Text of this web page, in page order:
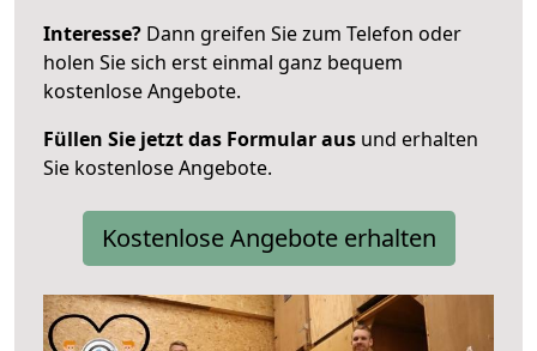
Interesse? Dann greifen Sie zum Telefon oder
holen Sie sich erst einmal ganz bequem
kostenlose Angebote.
Füllen Sie jetzt das Formular aus und erhalten
Sie kostenlose Angebote.
Kostenlose Angebote erhalten